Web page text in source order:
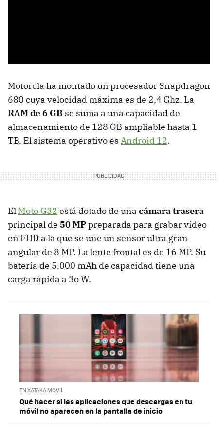
Motorola ha montado un procesador Snapdragon
680 cuya velocidad máxima es de 2,4 Ghz. La
RAM de 6 GB se suma a una capacidad de
almacenamiento de 128 GB ampliable hasta 1
TB. El sistema operativo es Android 12.
El Moto G32 está dotado de una cámara trasera
principal de 50 MPpreparada para grabar vídeo
en FHD a la que se une un sensor ultra gran
angular de 8 MP. La lente frontal es de 16 MP. Su
batería de 5.000 mAh de capacidad tiene una
carga rápida a 3o W.
EN XATAKA MÓVIL
Qué hacer si las aplicaciones que descargas en tu
móvil no aparecen en la pantalla de inicio